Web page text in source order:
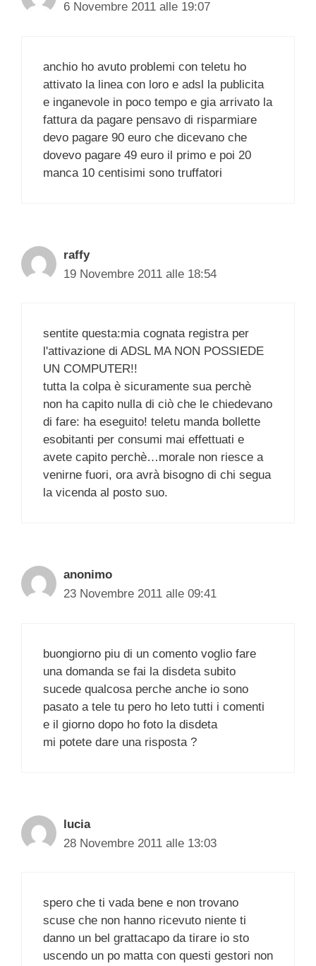
6 Novembre 2011 alle 19:07
anchio ho avuto problemi con teletu ho
attivato la linea con loro e adsl la publicita
e inganevole in poco tempo e gia arrivato la
fattura da pagare pensavo di risparmiare
devo pagare 90 euro che dicevano che
dovevo pagare 49 euro il primo e poi 20
manca 10 centisimi sono truffatori
raffy
19 Novembre 2011 alle 18:54
sentite questa:mia cognata registra per
l'attivazione di ADSL MA NON POSSIEDE
UN COMPUTER!!
tutta la colpa è sicuramente sua perchè
non ha capito nulla di ciò che le chiedevano
di fare: ha eseguito! teletu manda bollette
esobitanti per consumi mai effettuati e
avete capito perchè…morale non riesce a
venirne fuori, ora avrà bisogno di chi segua
la vicenda al posto suo.
anonimo
23 Novembre 2011 alle 09:41
buongiorno piu di un comento voglio fare
una domanda se fai la disdeta subito
sucede qualcosa perche anche io sono
pasato a tele tu pero ho leto tutti i comenti
e il giorno dopo ho foto la disdeta
mi potete dare una risposta ?
lucia
28 Novembre 2011 alle 13:03
spero che ti vada bene e non trovano
scuse che non hanno ricevuto niente ti
danno un bel grattacapo da tirare io sto
uscendo un po matta con questi gestori non